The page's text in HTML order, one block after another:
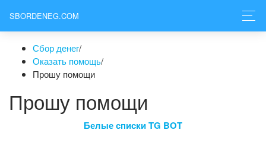
SBORDENEG.COM
Сбор денег/
Оказать помощь/
Прошу помощи
Прошу помощи
Белые списки TG BOT